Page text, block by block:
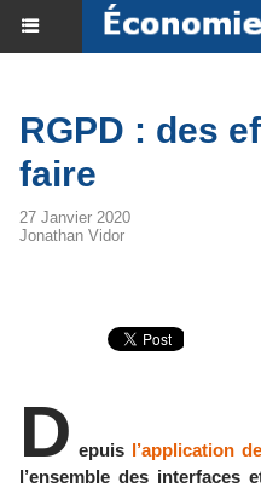
RGPD : des
faire
27 Janvier 2020
Jonathan Vidor
D epuis l’application
l’ensemble des interfaces